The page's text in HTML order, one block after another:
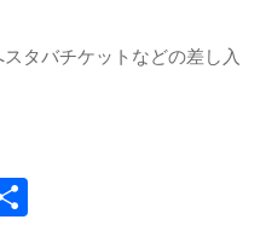
タバチケットなどの差し入